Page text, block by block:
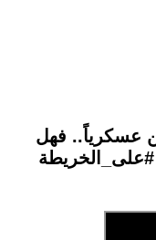
عسكرياً.. فهل
#على_الخريطة